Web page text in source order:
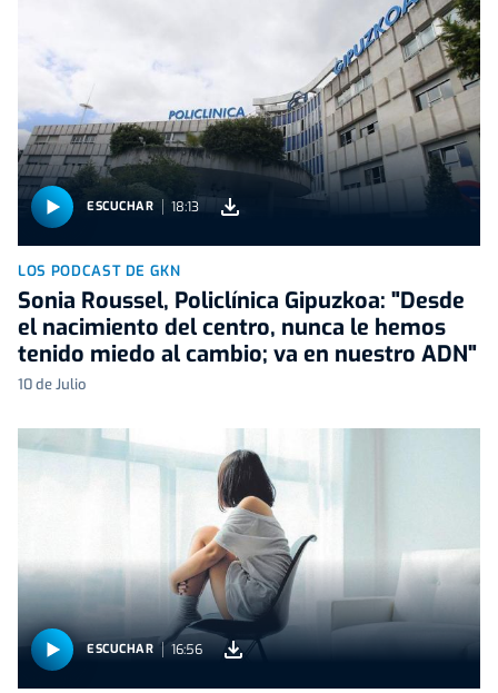
ESCUCHAR 18:13
LOS PODCAST DE GKN
Sonia Roussel, Policlínica Gipuzkoa: "Desde
el nacimiento del centro, nunca le hemos
tenido miedo al cambio; va en nuestro ADN"
10 de Julio
ESCUCHAR 16:56